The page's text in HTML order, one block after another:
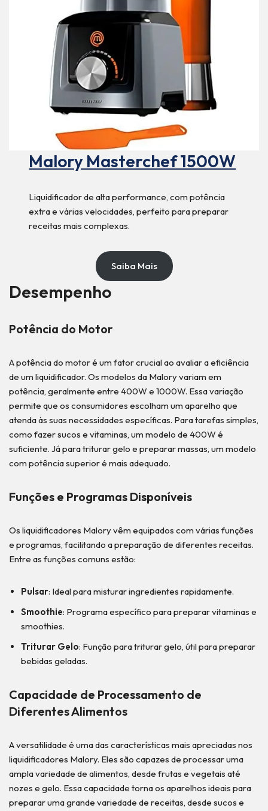
Malory Masterchef 1500W
Liquidificador de alta performance, com potência
extra e várias velocidades, perfeito para preparar
receitas mais complexas.
Saiba Mais
Desempenho
Potência do Motor
A potência do motor é um fator crucial ao avaliar a eficiência
de um liquidificador. Os modelos da Malory variam em
potência, geralmente entre 400W e 1000W. Essa variação
permite que os consumidores escolham um aparelho que
atenda às suas necessidades específicas. Para tarefas simples,
como fazer sucos e vitaminas, um modelo de 400W é
suficiente. Já para triturar gelo e preparar massas, um modelo
com potência superior é mais adequado.
Funções e Programas Disponíveis
Os liquidificadores Malory vêm equipados com várias funções
e programas, facilitando a preparação de diferentes receitas.
Entre as funções comuns estão:
Pulsar: Ideal para misturar ingredientes rapidamente.
Smoothie: Programa específico para preparar vitaminas e
smoothies.
Triturar Gelo: Função para triturar gelo, útil para preparar
bebidas geladas.
Capacidade de Processamento de
Diferentes Alimentos
A versatilidade é uma das características mais apreciadas nos
liquidificadores Malory. Eles são capazes de processar uma
ampla variedade de alimentos, desde frutas e vegetais até
nozes e gelo. Essa capacidade torna os aparelhos ideais para
preparar uma grande variedade de receitas, desde sucos e